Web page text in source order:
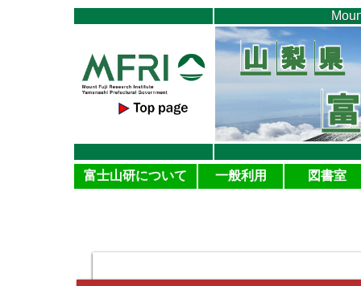
富士山研について 一般利用 図書室